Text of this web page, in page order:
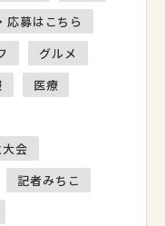
応募はこちら
グルメ
医療
会
記者みちこ